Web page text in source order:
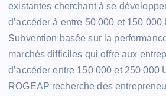
existantes cherchant à se
d’accéder à entre 50 000 et 150 000
Subvention basée sur la
marchés difficiles qui offre aux
d’accéder entre 150 000 et 250 000
ROGEAP recherche des